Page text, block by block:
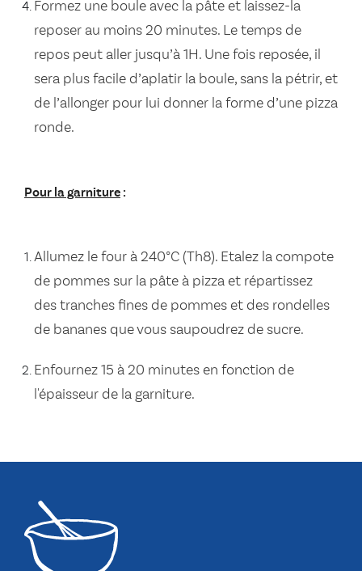
Formez une boule avec la pâte et laissez-la
reposer au moins 20 minutes. Le temps de
repos peut aller jusqu’à 1H. Une fois reposée, il
sera plus facile d’aplatir la boule, sans la pétrir, et
de l’allonger pour lui donner la forme d’une pizza
ronde.
Pour la garniture :
Allumez le four à 240°C (Th8). Etalez la compote
de pommes sur la pâte à pizza et répartissez
des tranches fines de pommes et des rondelles
de bananes que vous saupoudrez de sucre.
Enfournez 15 à 20 minutes en fonction de
l'épaisseur de la garniture.